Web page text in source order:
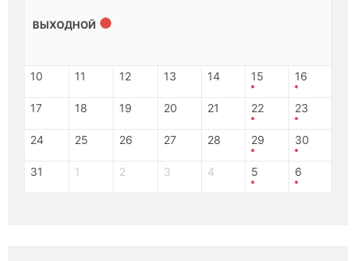
ВЫХОДНОЙ
10 11 12 13 14 15 16
17 18 19 20 21 22 23
24 25 26 27 28 29 30
31 1 2 3 4 5 6